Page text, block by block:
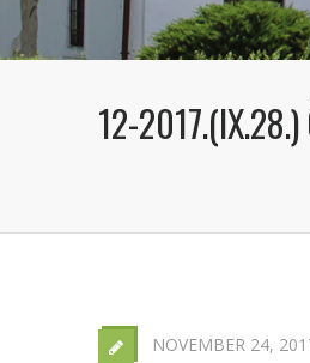
12-2017.(IX.28.)
NOVEMBER 24,